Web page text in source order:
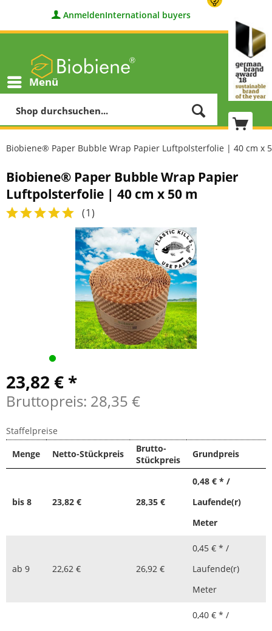
AnmeldenInternational buyers
Menü
Biobiene® Paper Bubble Wrap Papier Luftpolsterfolie | 40 cm x
Biobiene® Paper Bubble Wrap Papier
Luftpolsterfolie | 40 cm x 50 m
(1)
23,82 € *
Bruttopreis: 28,35 €
Staffelpreise
Menge
Netto-Stückpreis
Brutto-
Stückpreis
Grundpreis
bis 8 23,82 € 28,35 €
0,48 € * /
Laufende(r)
Meter
ab 9 22,62 € 26,92 €
0,45 € * /
Laufende(r)
Meter
0,40 € * /